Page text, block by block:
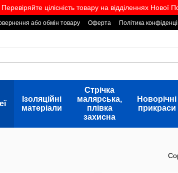
Перевіряйте цілісність товару на відділеннях
або обмін товару Оферта Політика
Ізоляційні
матеріали
Стрічка
малярська,
плівка
захисна
Новорічні
прикраси